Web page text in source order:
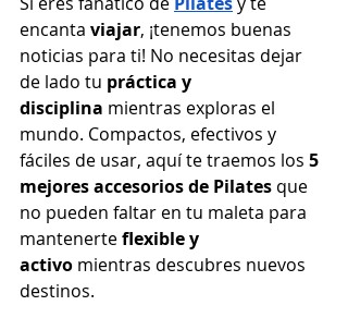
encanta viajar, ¡tenemos buenas
noticias para ti! No necesitas dejar
de lado tu práctica y
disciplina mientras exploras el
mundo. Compactos, efectivos y
fáciles de usar, aquí te traemos los 5
mejores accesorios de Pilates que
no pueden faltar en tu maleta para
mantenerte flexible y
activo mientras descubres nuevos
destinos.